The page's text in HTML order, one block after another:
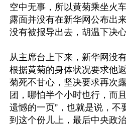
空中无事，所以黄菊乘坐火
露面并没有在新华网公布出
没有被报导出去，胡温下决
从主席台上下来，新华网没
根据黄菊的身体状况要求他
菊死不甘心，坚决要求再次
团，哪怕半个小时也行，而
遗憾的一页”，也就是说，不
到这个份儿上，最后中央政